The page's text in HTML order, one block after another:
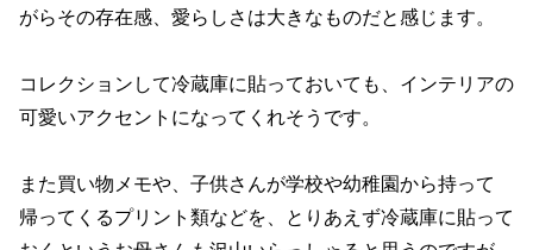
がらその存在感、愛らしさは大きなものだと感じます。
コレクションして冷蔵庫に貼っておいても、インテリアの
可愛いアクセントになってくれそうです。
また買い物メモや、子供さんが学校や幼稚園から持って
帰ってくるプリント類などを、とりあえず冷蔵庫に貼って